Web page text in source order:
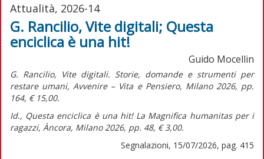
Attualità, 2026-14
G. Rancilio, Vite digitali; Questa
enciclica è una hit!
Guido Mocellin
G. Rancilio, Vite digitali. Storie, domande e strumenti per
restare umani, Avvenire – Vita e Pensiero, Milano 2026, pp.
164, € 15,00.
Id., Questa enciclica è una hit! La Magnifica humanitas per i
ragazzi, Àncora, Milano 2026, pp. 48, € 3,00.
Segnalazioni, 15/07/2026, pag. 415